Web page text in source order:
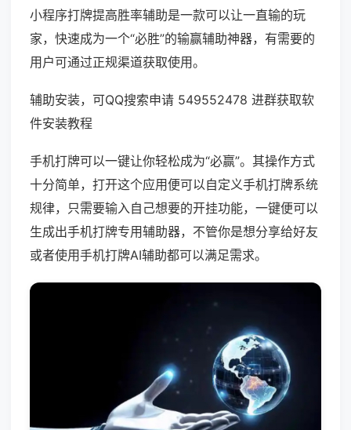
小程序打牌提高胜率辅助是一款可以让一直输的玩
家，快速成为一个“必胜”的输赢辅助神器，有需要的
用户可通过正规渠道获取使用。
辅助安装，可QQ搜索申请 549552478 进群获取软
件安装教程
手机打牌可以一键让你轻松成为“必赢”。其操作方式
十分简单，打开这个应用便可以自定义手机打牌系统
规律，只需要输入自己想要的开挂功能，一键便可以
生成出手机打牌专用辅助器，不管你是想分享给好友
或者使用手机打牌AI辅助都可以满足需求。